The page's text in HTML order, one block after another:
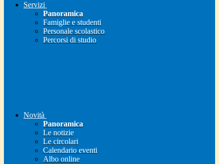
Servizi
Panoramica
Famiglie e studenti
Personale scolastico
Percorsi di studio
Novità
Panoramica
Le notizie
Le circolari
Calendario eventi
Albo online